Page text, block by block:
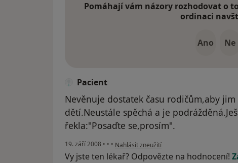
Pomáhají vám názory rozhodovat o
ordinaci
Ano Ne
Pacient
Nevěnuje dostatek času rodičům,aby
dětí.Neustále spěchá a je
řekla:"Posaďte se,prosím".
19. září 2008 • • • podle názoru uživatele Pacient
Nahlásit zneužití
Vy jste ten lékař? Odpovězte na hodnocení!